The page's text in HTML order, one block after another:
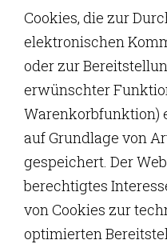
Cookies, die zur
elektronischen
oder zur
erwünschter
Warenkorbfunktion)
auf Grundlage von
gespeichert. Der
berechtigtes
von Cookies zur
optimierten